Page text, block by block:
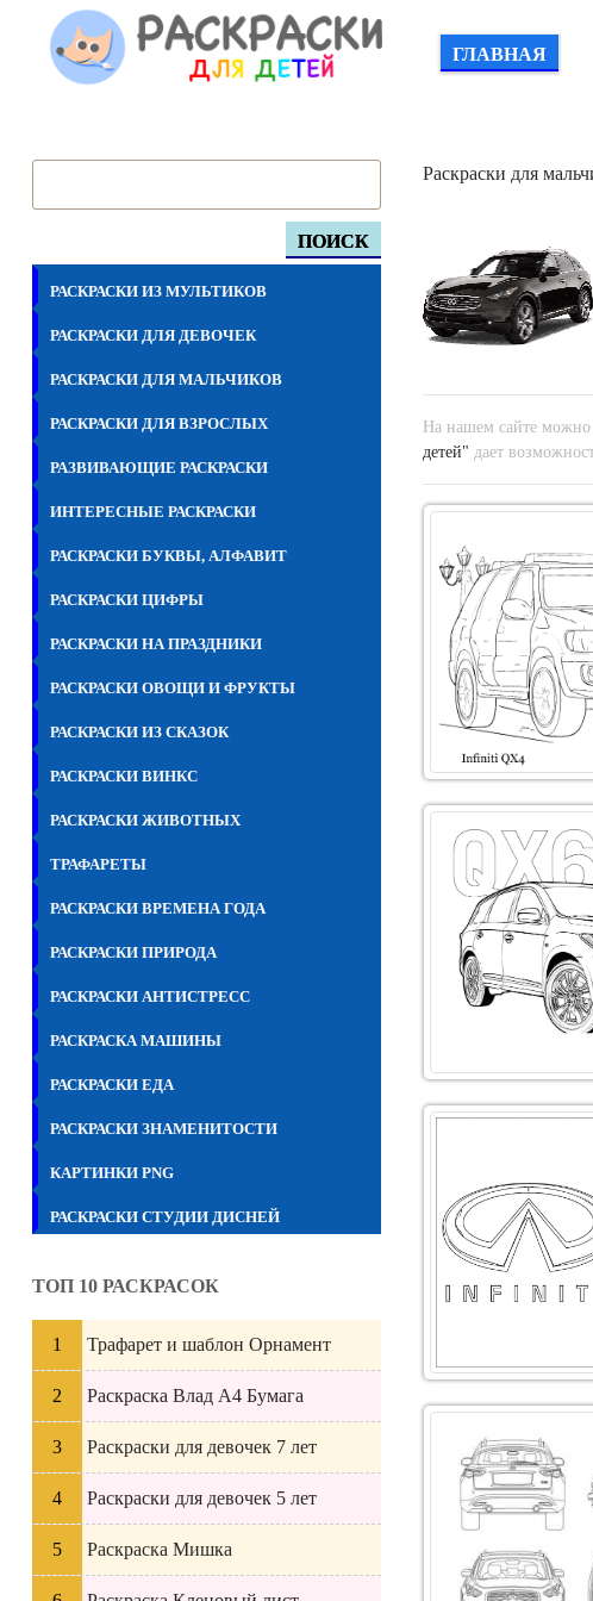
ГЛАВНАЯ
ПОИСК
РАСКРАСКИ ИЗ МУЛЬТИКОВ
РАСКРАСКИ ДЛЯ ДЕВОЧЕК
РАСКРАСКИ ДЛЯ МАЛЬЧИКОВ
РАСКРАСКИ ДЛЯ ВЗРОСЛЫХ
РАЗВИВАЮЩИЕ РАСКРАСКИ
ИНТЕРЕСНЫЕ РАСКРАСКИ
РАСКРАСКИ БУКВЫ, АЛФАВИТ
РАСКРАСКИ ЦИФРЫ
РАСКРАСКИ НА ПРАЗДНИКИ
РАСКРАСКИ ОВОЩИ И ФРУКТЫ
РАСКРАСКИ ИЗ СКАЗОК
РАСКРАСКИ ВИНКС
РАСКРАСКИ ЖИВОТНЫХ
ТРАФАРЕТЫ
РАСКРАСКИ ВРЕМЕНА ГОДА
РАСКРАСКИ ПРИРОДА
РАСКРАСКИ АНТИСТРЕСС
РАСКРАСКА МАШИНЫ
РАСКРАСКИ ЕДА
РАСКРАСКИ ЗНАМЕНИТОСТИ
КАРТИНКИ PNG
РАСКРАСКИ СТУДИИ ДИСНЕЙ
ТОП 10 РАСКРАСОК
Трафарет и шаблон Орнамент
Раскраска Влад А4 Бумага
Раскраски для девочек 7 лет
Раскраски для девочек 5 лет
Раскраска Мишка
Раскраски для
На нашем сайте можно
детей" дает